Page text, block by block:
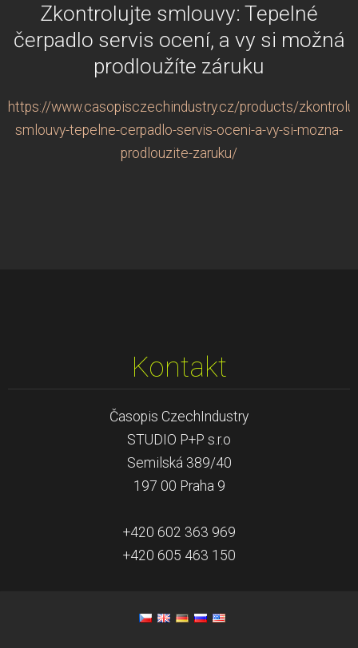
Zkontrolujte smlouvy: Tepelné
čerpadlo servis ocení, a vy si možná
prodloužíte záruku
https://www.casopisczechindustry.cz/products/
smlouvy-tepelne-cerpadlo-servis-oceni-a-vy-si-mozna-
prodlouzite-zaruku/
Kontakt
Časopis CzechIndustry
STUDIO P+P s.r.o
Semilská 389/40
197 00 Praha 9
+420 602 363 969
+420 605 463 150